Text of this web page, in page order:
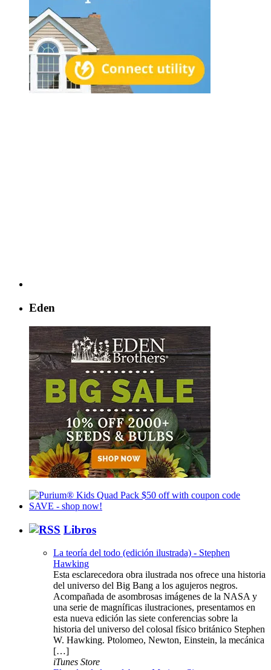
Eden
Libros
La teoría del todo (edición ilustrada) - Stephen
Hawking
Esta esclarecedora obra ilustrada nos ofrece una historia
del universo del Big Bang a los agujeros negros.
Acompañada de asombrosas imágenes de la NASA y
una serie de magníficas ilustraciones, presentamos en
esta nueva edición las siete conferencias sobre la
historia del universo del colosal físico británico Stephen
W. Hawking. Ptolomeo, Newton, Einstein, la mecánica
[…]
iTunes Store